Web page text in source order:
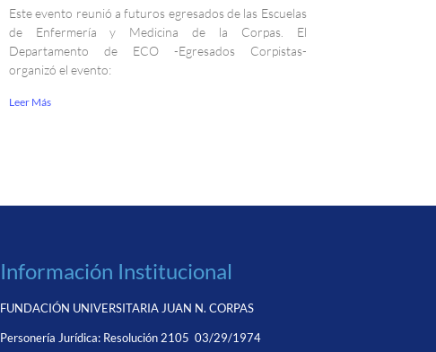
Este evento reunió a futuros egresados de las Escuelas
de Enfermería y Medicina de la Corpas. El
Departamento de ECO -Egresados Corpistas-
organizó el evento:
Leer Más
Información Institucional
FUNDACIÓN UNIVERSITARIA JUAN N. CORPAS
Personería Jurídica: Resolución 2105 03/29/1974